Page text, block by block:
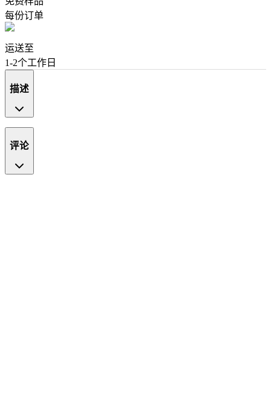
每份订单
运送至
1-2个工作日
描述
评论